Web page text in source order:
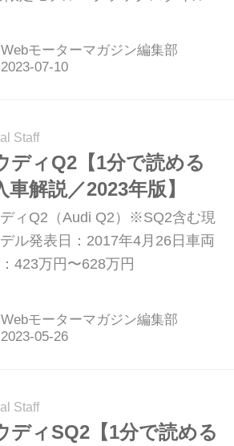
で発売した。
Webモーターマガジン編集部
Staff
ディQ2【1分で読める
車解説／2023年版】
ィQ2（Audi Q2）※SQ2含む現
ル発表日：2017年4月26日車両
423万円〜628万円
Webモーターマガジン編集部
Staff
ディSQ2【1分で読める